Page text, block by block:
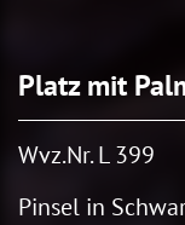
Platz mit
Wvz.Nr. L 399
Pinsel in